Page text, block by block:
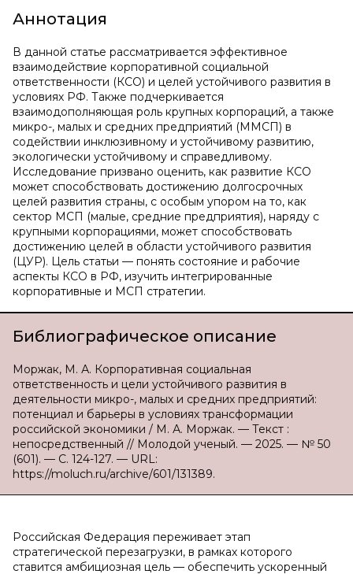
Аннотация
В данной статье рассматривается эффективное
взаимодействие корпоративной социальной
ответственности (КСО) и целей устойчивого развития в
условиях РФ. Также подчеркивается
взаимодополняющая роль крупных корпораций, а также
микро-, малых и средних предприятий (ММСП) в
содействии инклюзивному и устойчивому развитию,
экологически устойчивому и справедливому.
Исследование призвано оценить, как развитие КСО
может способствовать достижению долгосрочных
целей развития страны, с особым упором на то, как
сектор МСП (малые, средние предприятия), наряду с
крупными корпорациями, может способствовать
достижению целей в области устойчивого развития
(ЦУР). Цель статьи — понять состояние и рабочие
аспекты КСО в РФ, изучить интегрированные
корпоративные и МСП стратегии.
Библиографическое описание
Моржак, М. А. Корпоративная социальная
ответственность и цели устойчивого развития в
деятельности микро-, малых и средних предприятий:
потенциал и барьеры в условиях трансформации
российской экономики / М. А. Моржак. — Текст :
непосредственный // Молодой ученый. — 2025. — № 50
(601). — С. 124-127. — URL:
https://moluch.ru/archive/601/131389.
Российская Федерация переживает этап
стратегической перезагрузки, в рамках которого
ставится амбициозная цель — обеспечить ускоренный